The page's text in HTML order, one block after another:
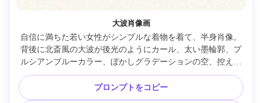
大波肖像画
自信に満ちた若い女性がシンプルな着物を着て、半身肖像。
背後に北斎風の大波が後光のようにカール、太い墨輪郭、プ
ルシアンブルーカラー、ぼかしグラデーションの空、控えめ
な雲母の煌めき、和紙テクスチャ、小さな赤い印、静かで力
強い雰囲気、傑作構図、85mmレンズ、浅い被写界深度 --ar
4:5
プロンプトをコピー